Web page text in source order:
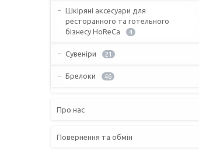
Шкіряні аксесуари для
ресторанного та готельного
бізнесу HoReCa
4
Сувеніри 21
Брелоки 46
Про нас
Повернення та обмін